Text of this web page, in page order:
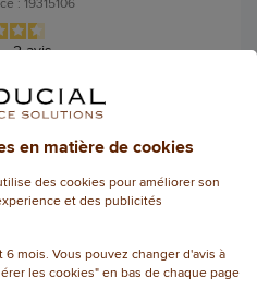
2avis
TTC)
LIVRÉ EN 24/48H
Fond 3 cm - Orange
en matière de cookies
des cookies pour améliorer son
et des publicités
mois. Vous pouvez changer d'avis à
les cookies" en bas de chaque page